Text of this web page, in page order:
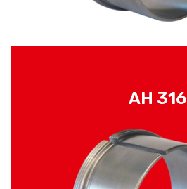
AH 316